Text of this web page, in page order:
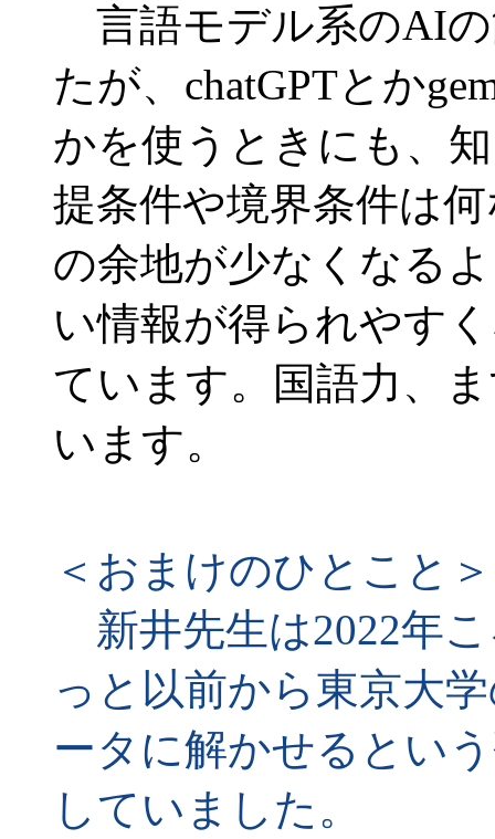
言語モデル系のAI
たが、chatGPTとか
かを使うときにも、
提条件や境界条件は
の余地が少なくなる
い情報が得られやす
ています。国語力、
います。
＜おまけのひとこと＞
新井先生は2022年こ
っと以前から東京大
ータに解かせるとい
していました。